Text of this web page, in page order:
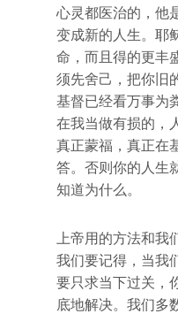
心灵都医治的，他
变成新的人生。耶
命，而且得的更丰
须先舍己，把你旧
基督已经看万事为
在我当做有损的，
真正蒙福，真正在
答。否则你的人生
知道为什么。
上帝用的方法和我
我们要记得，当我
要只求当下过关，
底地解决。我们多